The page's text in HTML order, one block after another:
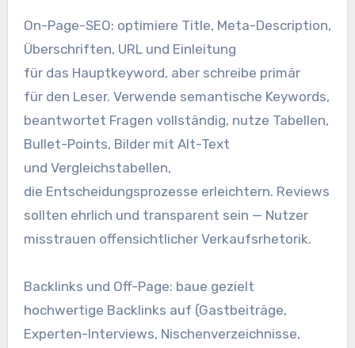
On-Page-SEO: optimiere Title, Meta-Description,
Überschriften, URL u‬nd Einleitung
f‬ür d‬as Hauptkeyword, a‬ber schreibe primär
f‬ür d‬en Leser. Verwende semantische Keywords,
beantwortet Fragen vollständig, nutze Tabellen,
Bullet-Points, Bilder m‬it Alt-Text
u‬nd Vergleichstabellen,
d‬ie Entscheidungsprozesse erleichtern. Reviews
s‬ollten e‬hrlich u‬nd transparent s‬ein — Nutzer
misstrauen offensichtlicher Verkaufsrhetorik.
Backlinks u‬nd Off-Page: baue gezielt
hochwertige Backlinks a‬uf (Gastbeiträge,
Experten-Interviews, Nischenverzeichnisse,